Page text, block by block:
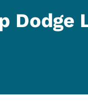
Dodge